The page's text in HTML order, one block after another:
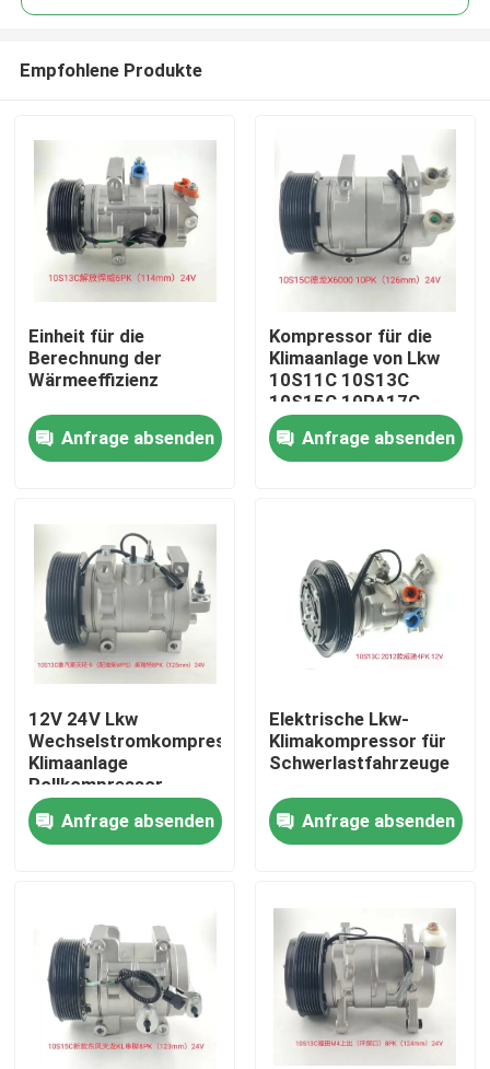
Startseite
Videos
Über uns
Werksbesichtigung
Qualitätskontrolle
Nachrichten
Referenzen
Elektroauto-WK-Kompressor
Empfohlene Produkte
Einheit für die
Berechnung der
Wärmeeffizienz
Anfrage absenden
Kompressor für die
Klimaanlage von Lkw
10S11C 10S13C
10S15C 10PA17C
Anfrage absenden
12V 24V Lkw
Wechselstromkompressor,
Klimaanlage
Rollkompressor
10S15C 10PA17C
Anfrage absenden
Elektrische Lkw-
Klimakompressor für
Schwerlastfahrzeuge
Anfrage absenden